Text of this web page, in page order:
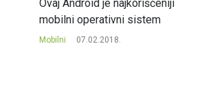
Ovaj Android je najkorišćeniji
mobilni operativni sistem
Mobilni 07.02.2018.